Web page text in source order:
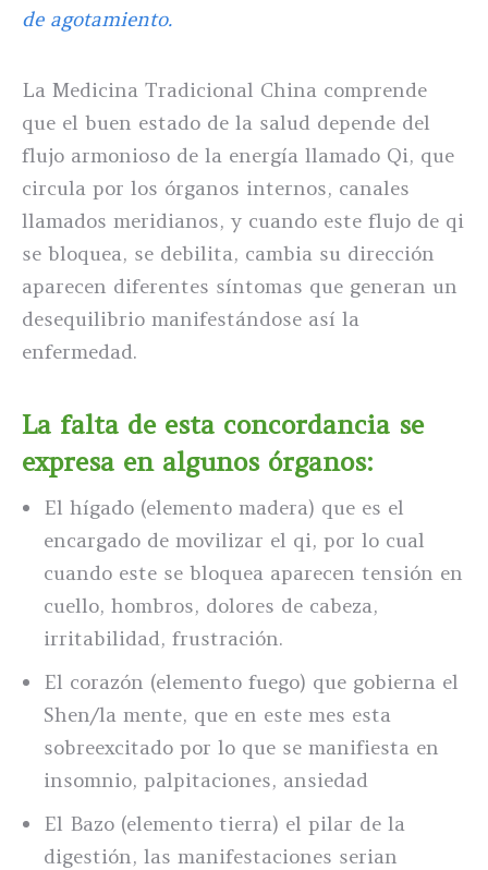
de agotamiento.
La Medicina Tradicional China comprende
que el buen estado de la salud depende del
flujo armonioso de la energía llamado Qi, que
circula por los órganos internos, canales
llamados meridianos, y cuando este flujo de qi
se bloquea, se debilita, cambia su dirección
aparecen diferentes síntomas que generan un
desequilibrio manifestándose así la
enfermedad.
La falta de esta concordancia se
expresa en algunos órganos:
El hígado (elemento madera) que es el
encargado de movilizar el qi, por lo cual
cuando este se bloquea aparecen tensión en
cuello, hombros, dolores de cabeza,
irritabilidad, frustración.
El corazón (elemento fuego) que gobierna el
Shen/la mente, que en este mes esta
sobreexcitado por lo que se manifiesta en
insomnio, palpitaciones, ansiedad
El Bazo (elemento tierra) el pilar de la
digestión, las manifestaciones serian